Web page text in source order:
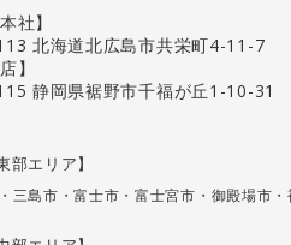
社】
北海道北広島市共栄町4-11-7
】
静岡県裾野市千福が丘1-10-31
部エリア】
三島市・富士市・富士宮市・御殿場市